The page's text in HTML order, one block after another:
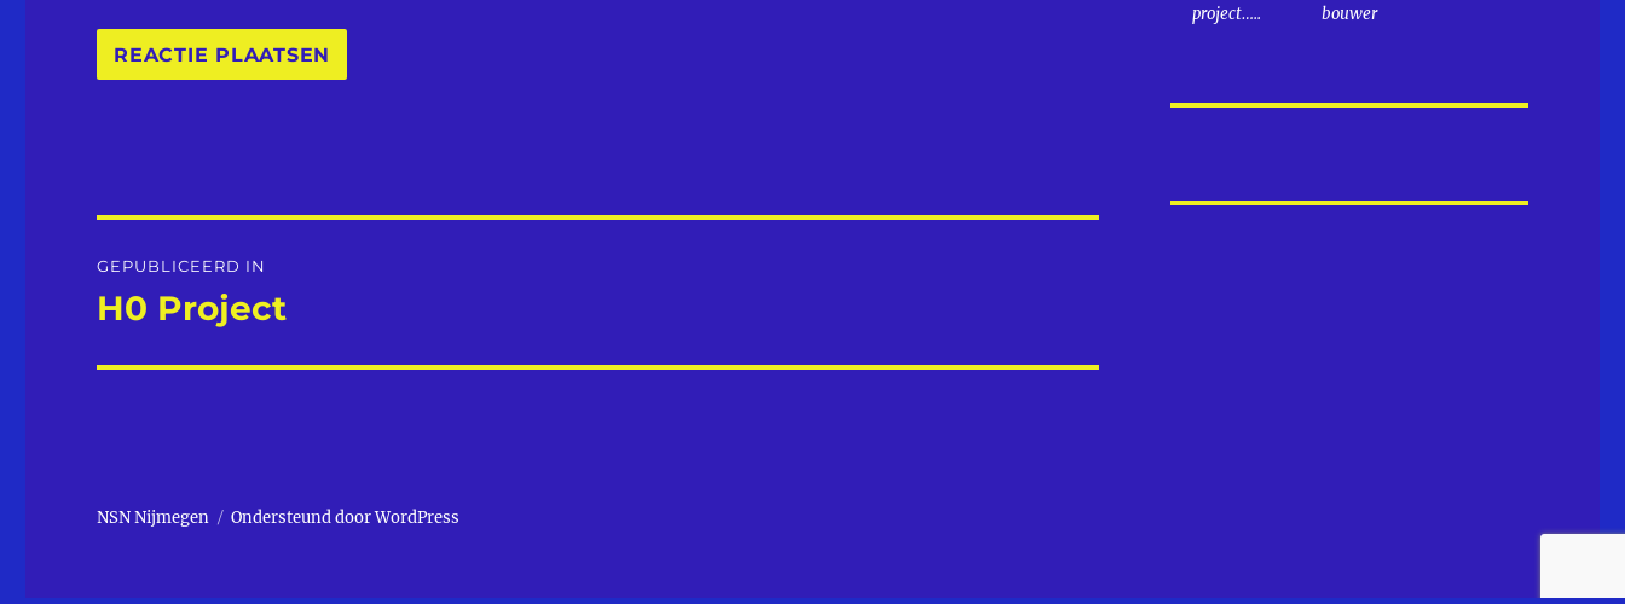
navigatie
GEPUBLICEERD IN
H0 Project
project…..
bouwer
NSN Nijmegen Ondersteund door WordPress